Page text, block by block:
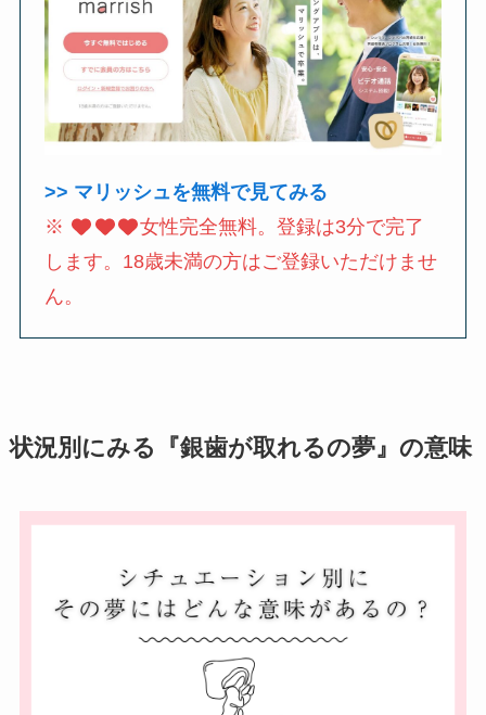
>> マリッシュを無料で見てみる
※
女性完全無料。登録は3分で完了
します。18歳未満の方はご登録いただけませ
ん。
状況別にみる『銀歯が取れるの夢』の意味